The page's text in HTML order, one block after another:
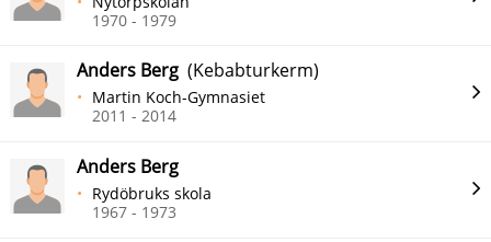
1970 - 1979
Anders Berg (Kebabturkerm)
Martin Koch-Gymnasiet
2011 - 2014
Anders Berg
Rydöbruks skola
1967 - 1973